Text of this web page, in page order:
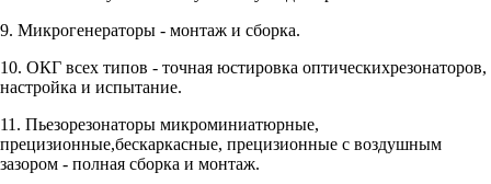
9. Микрогенераторы - монтаж и сборка.
10. ОКГ всех типов - точная юстировка оптическихрезонаторов,
настройка и испытание.
11. Пьезорезонаторы микроминиатюрные,
прецизионные,бескаркасные, прецизионные с воздушным
зазором - полная сборка и монтаж.